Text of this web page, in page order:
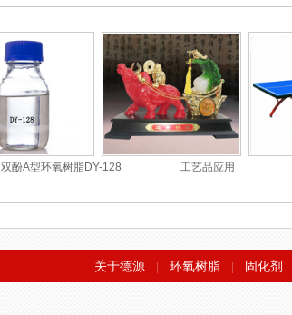
双酚A型环氧树脂DY-128 工艺品应用
关于德源 环氧树脂 固化剂